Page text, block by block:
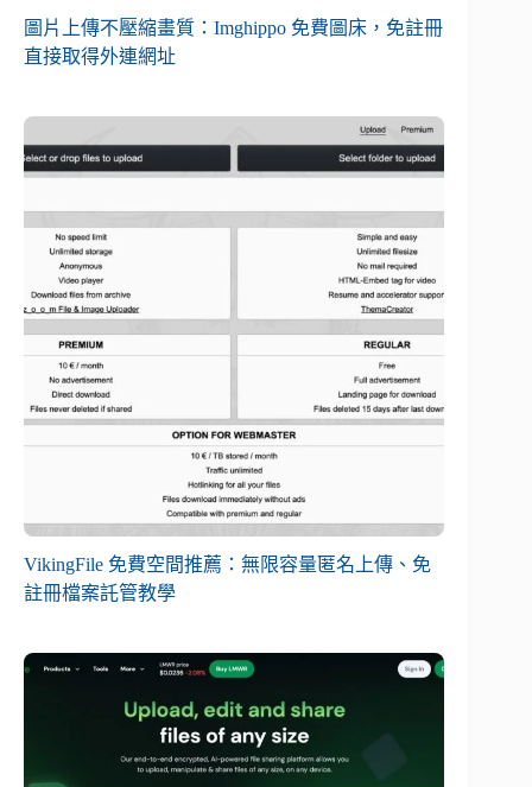
圖片上傳不壓縮畫質：Imghippo 免費圖床，免註冊
直接取得外連網址
VikingFile 免費空間推薦：無限容量匿名上傳、免
註冊檔案託管教學